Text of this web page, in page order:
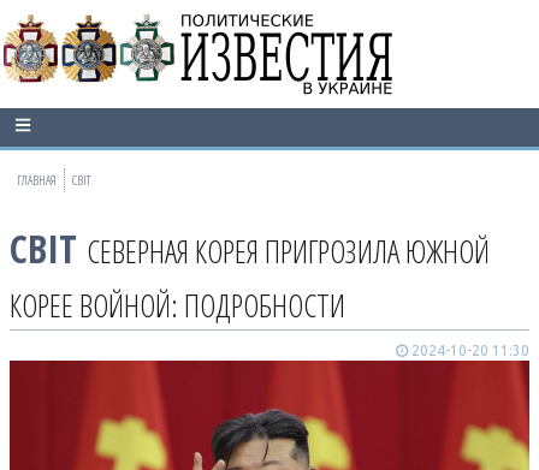
ГЛАВНАЯ СВІТ
СВІТ СЕВЕРНАЯ КОРЕЯ ПРИГРОЗИЛА ЮЖНОЙ
КОРЕЕ ВОЙНОЙ: ПОДРОБНОСТИ
2024-10-20 11:30